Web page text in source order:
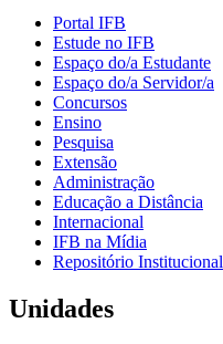
Portal IFB
Estude no IFB
Espaço do/a Estudante
Espaço do/a Servidor/a
Concursos
Ensino
Pesquisa
Extensão
Administração
Educação a Distância
Internacional
IFB na Mídia
Repositório Institucional
Unidades